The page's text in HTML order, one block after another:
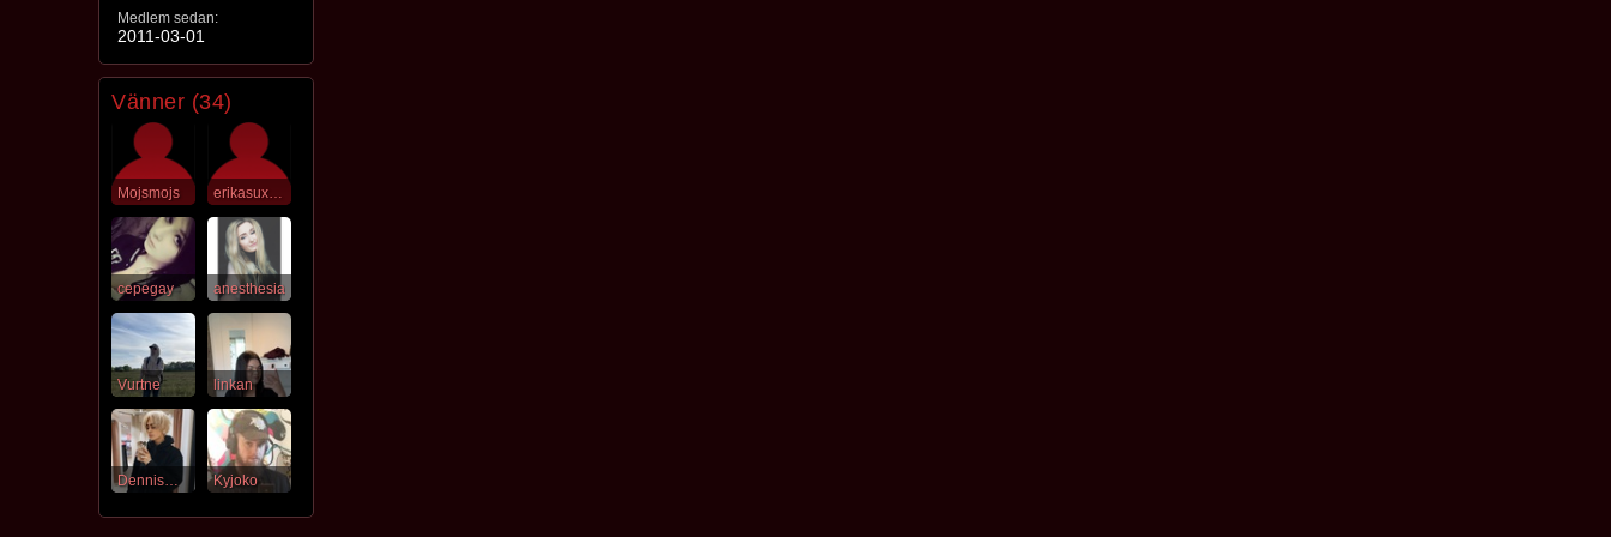
Medlem sedan:
2011-03-01
Vänner (34)
Mojsmojs erikasux666
cepegay anesthesia
Vurtne linkan
DennisWierdo Kyjoko